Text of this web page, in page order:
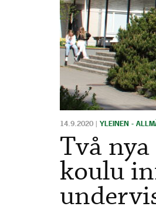
14.9.2020 | YLEINEN -
Två
koulu